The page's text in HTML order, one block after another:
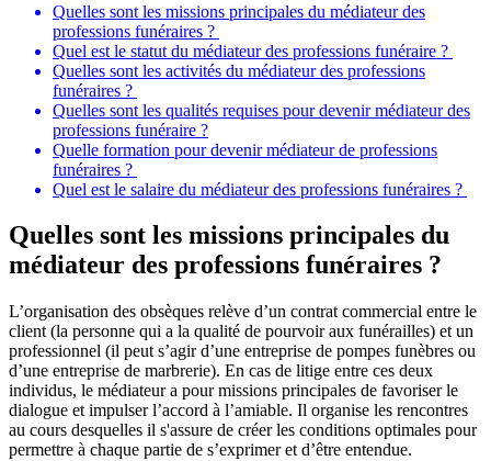
Quelles sont les missions principales du médiateur des
professions funéraires ?
Quel est le statut du médiateur des professions funéraire ?
Quelles sont les activités du médiateur des professions
funéraires ?
Quelles sont les qualités requises pour devenir médiateur des
professions funéraire ?
Quelle formation pour devenir médiateur de professions
funéraires ?
Quel est le salaire du médiateur des professions funéraires ?
Quelles sont les missions principales du
médiateur des professions funéraires ?
L’organisation des obsèques relève d’un contrat commercial entre le
client (la personne qui a la qualité de pourvoir aux funérailles) et un
professionnel (il peut s’agir d’une entreprise de pompes funèbres ou
d’une entreprise de marbrerie). En cas de litige entre ces deux
individus, le médiateur a pour missions principales de favoriser le
dialogue et impulser l’accord à l’amiable. Il organise les rencontres
au cours desquelles il s'assure de créer les conditions optimales pour
permettre à chaque partie de s’exprimer et d’être entendue.